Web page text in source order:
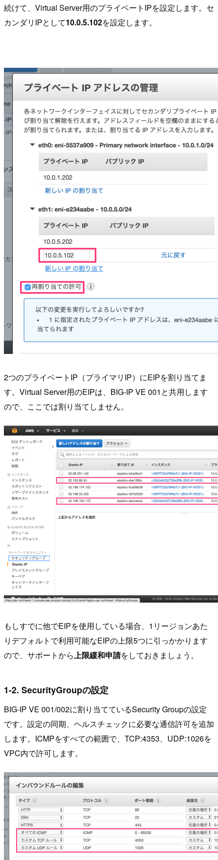
続けて、Virtual Server用のプライベートIPを設定します。セ
カンダリIPとして10.0.5.102を設定します。
2つのプライベートIP（プライマリIP）にEIPを割り当てま
す。Virtual Server用のEIPは、BIG-IP VE 001と共用します
ので、ここでは割り当てしません。
もしすでに他でEIPを使用している場合、1リージョンあた
りデフォルトで利用可能なEIPの上限5つに引っかかります
ので、サポートから上限緩和申請をしておきましょう。
1-2. SecurityGroupの設定
BIG-IP VE 001/002に割り当てているSecurity Groupの設定
です。設定の同期、ヘルスチェックに必要な通信許可を追加
します。ICMPをすべての範囲で、TCP:4353、UDP:1026を
VPC内で許可します。